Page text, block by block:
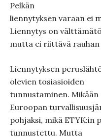
Pelkän
liennytyksen varaan ei
Liennytys on
mutta ei riittävä rauhan
Liennytyksen
olevien tosiasioiden
tunnustaminen.
Euroopan
pohjaksi, mikä ETYK:in
tunnustettu. Mutta